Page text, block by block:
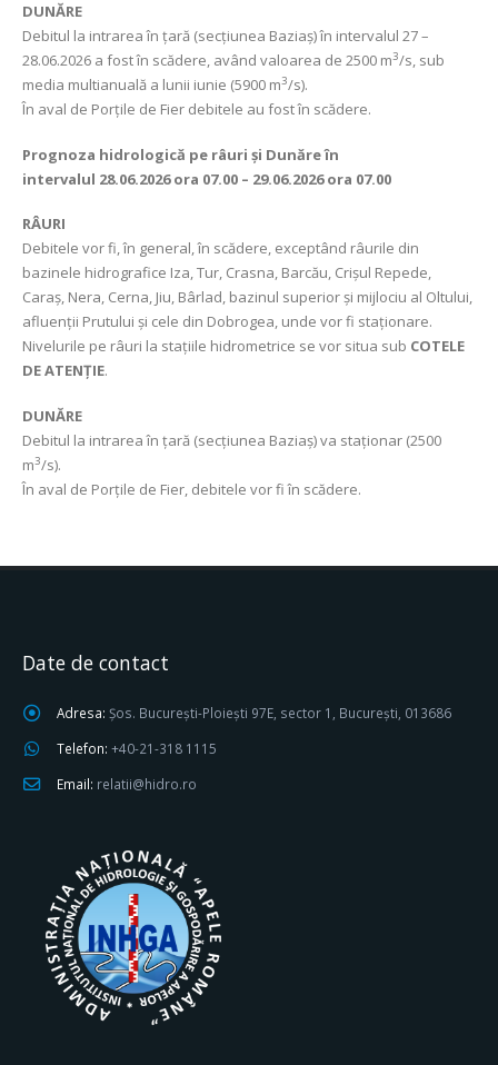
DUNĂRE
Debitul la intrarea în țară (secțiunea Baziaș) în intervalul 27 –
28.06.2026 a fost în scădere, având valoarea de 2500 m3/s, sub
media multianuală a lunii iunie (5900 m3/s).
În aval de Porţile de Fier debitele au fost în scădere.
Prognoza hidrologică pe râuri și Dunăre în
intervalul 28.06.2026 ora 07.00 – 29.06.2026 ora 07.00
RÂURI
Debitele vor fi, în general, în scădere, exceptând râurile din
bazinele hidrografice Iza, Tur, Crasna, Barcău, Crișul Repede,
Caraș, Nera, Cerna, Jiu, Bârlad, bazinul superior și mijlociu al Oltului,
afluenții Prutului și cele din Dobrogea, unde vor fi staționare.
Nivelurile pe râuri la stațiile hidrometrice se vor situa sub COTELE
DE ATENȚIE.
DUNĂRE
Debitul la intrarea în țară (secțiunea Baziaș) va staționar (2500
m3/s).
În aval de Porțile de Fier, debitele vor fi în scădere.
Date de contact
Adresa: Șos. București-Ploiești 97E, sector 1, București, 013686
Telefon: +40-21-318 1115
Email: relatii@hidro.ro